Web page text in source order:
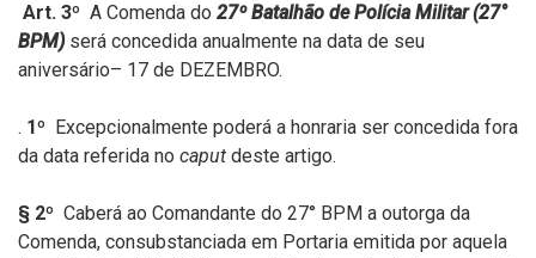
Art. 3º A Comenda do 27º Batalhão de Polícia Militar (27°
BPM)será concedida anualmente na data de seu
aniversário– 17 de DEZEMBRO.
. 1º Excepcionalmente poderá a honraria ser concedida fora
da data referida no caput deste artigo.
§ 2º Caberá ao Comandante do 27° BPM a outorga da
Comenda, consubstanciada em Portaria emitida por aquela